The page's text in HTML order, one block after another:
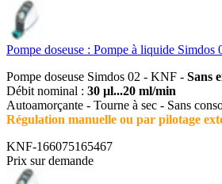
Pompe doseuse : Pompe à liquide
Pompe doseuse Simdos 02 - KNF - Sans
Débit nominal : 30 µl...20 ml/min
Autoamorçante - Tourne à sec - Sans
Régulation manuelle ou par pilotage
KNF-166075165467
Prix sur demande